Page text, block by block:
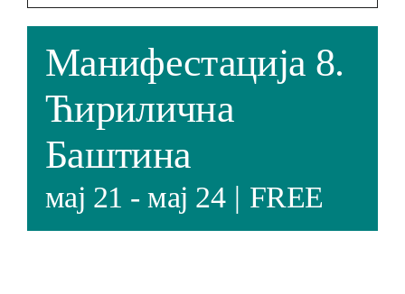
Манифестација 8.
Ћирилична
Баштина
мај 21 -мај 24 | FREE